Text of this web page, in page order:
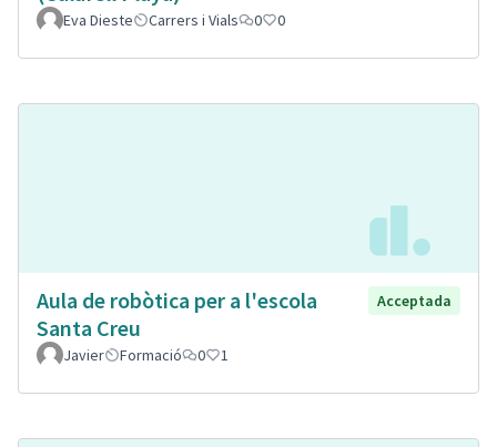
Eva Dieste Carrers i Vials 0 0
Aula de robòtica per a l'escola
Santa Creu
Acceptada
Javier Formació 0 1